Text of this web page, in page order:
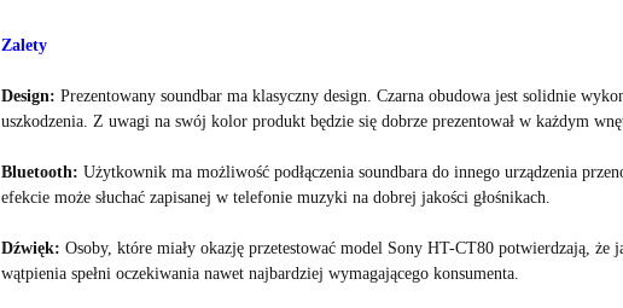
Zalety
Design: Prezentowany soundbar ma klasyczny design. Czarna obudowa jest solidnie
uszkodzenia. Z uwagi na swój kolor produkt będzie się dobrze prezentował w każdym
Bluetooth: Użytkownik ma możliwość podłączenia soundbara do innego urządzenia
efekcie może słuchać zapisanej w telefonie muzyki na dobrej jakości głośnikach.
Dźwięk: Osoby, które miały okazję przetestować model Sony HT-CT80 potwierdzają, że
wątpienia spełni oczekiwania nawet najbardziej wymagającego konsumenta.